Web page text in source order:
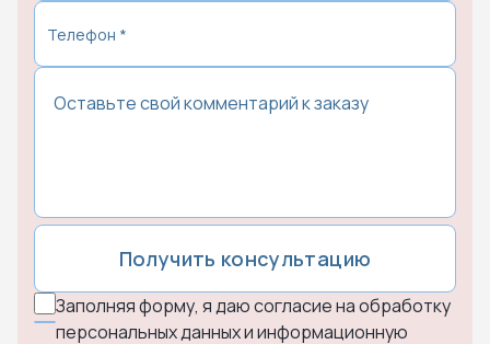
Получить консультацию
Заполняя форму, я даю согласие на обработку
персональных данных и информационную